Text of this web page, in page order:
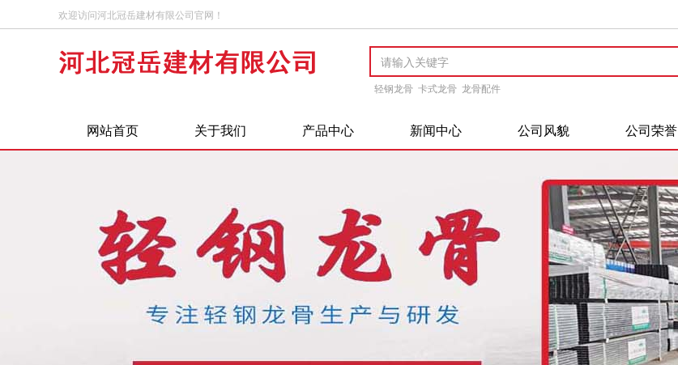
欢迎访问河北冠岳建材有限公司官网！
轻钢龙骨 卡式龙骨 龙骨配件
网站首页 关于我们 产品中心 新闻中心 公司风貌 公司荣誉